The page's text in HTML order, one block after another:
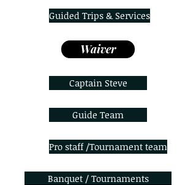
Guided Trips & Services
Waiver
Captain Steve
Guide Team
Pro staff /Tournament team
Banquet / Tournaments